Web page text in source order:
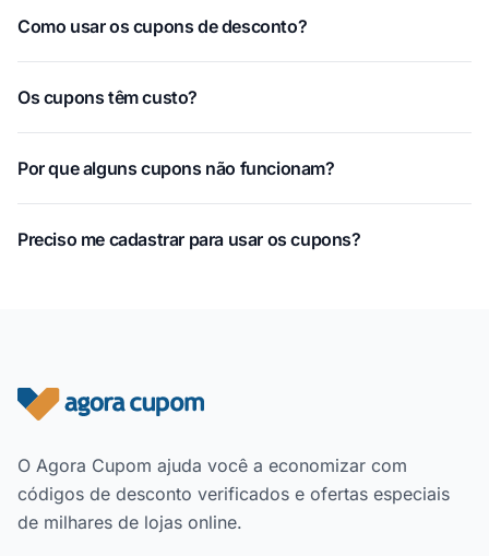
Como usar os cupons de desconto?
Os cupons têm custo?
Por que alguns cupons não funcionam?
Preciso me cadastrar para usar os cupons?
Rodapé do site
O Agora Cupom ajuda você a economizar com
códigos de desconto verificados e ofertas especiais
de milhares de lojas online.